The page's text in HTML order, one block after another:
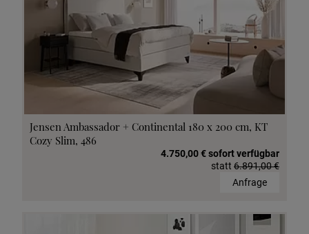
Jensen Ambassador + Continental 180 x 200 cm, KT
Cozy Slim, 486
4.750,00 € sofort verfügbar
statt 6.891,00 €
Anfrage